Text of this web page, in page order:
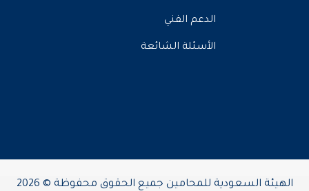
الدعم الفني
الأسئلة الشائعة
الهيئة السعودية للمحامين جميع الحقوق محفوظة © 2026